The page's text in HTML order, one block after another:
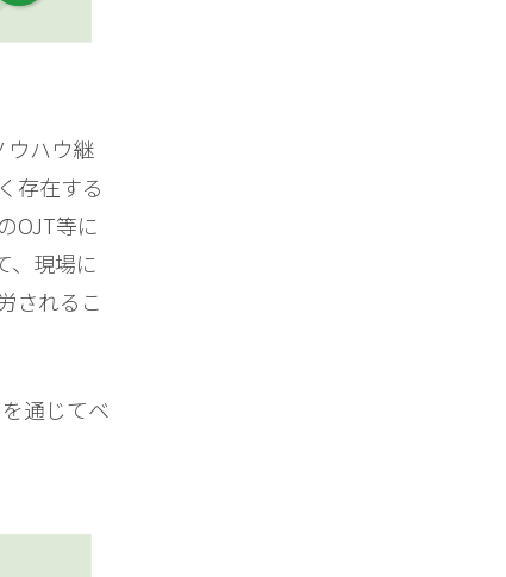
ウハウ継
存在する
OJT等に
、現場に
されるこ
通じてベ